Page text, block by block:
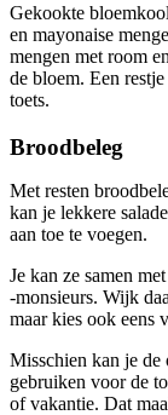
Gekookte
en mayonaise
mengen met room
de bloem. Een
toets.
Broodbeleg
Met resten
kan je lekkere
aan toe te voegen.
Je kan ze samen
-monsieurs. Wijk
maar kies ook eens
Misschien kan je de
gebruiken voor de
of vakantie. Dat